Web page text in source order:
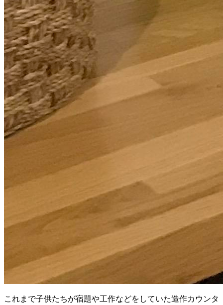
これまで子供たちが宿題や工作などをしていた造作カウンタ